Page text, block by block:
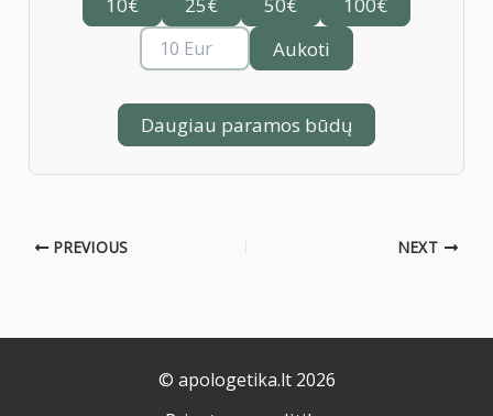
Aukoti
Daugiau paramos būdų
PREVIOUS NEXT
© apologetika.lt 2026